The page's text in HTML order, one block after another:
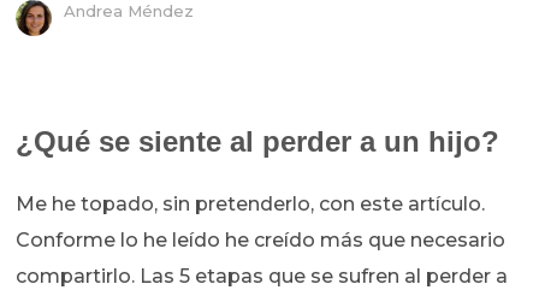
Andrea Méndez
¿Qué se siente al perder a un hijo?
Me he topado, sin pretenderlo, con este artículo.
Conforme lo he leído he creído más que necesario
compartirlo. Las 5 etapas que se sufren al perder a